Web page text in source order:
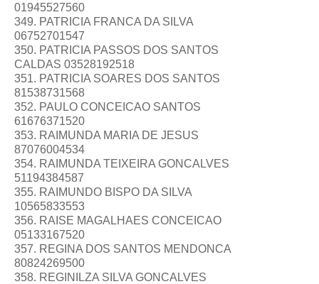
01945527560
349. PATRICIA FRANCA DA SILVA
06752701547
350. PATRICIA PASSOS DOS SANTOS
CALDAS 03528192518
351. PATRICIA SOARES DOS SANTOS
81538731568
352. PAULO CONCEICAO SANTOS
61676371520
353. RAIMUNDA MARIA DE JESUS
87076004534
354. RAIMUNDA TEIXEIRA GONCALVES
51194384587
355. RAIMUNDO BISPO DA SILVA
10565833553
356. RAISE MAGALHAES CONCEICAO
05133167520
357. REGINA DOS SANTOS MENDONCA
80824269500
358. REGINILZA SILVA GONCALVES